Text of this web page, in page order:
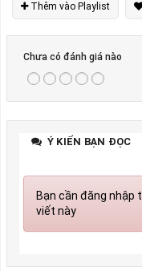
Thêm vào Playlist
Chưa có đánh giá nào
Ý KIẾN BẠN ĐỌC
Bạn cần đăng nhập
viết này